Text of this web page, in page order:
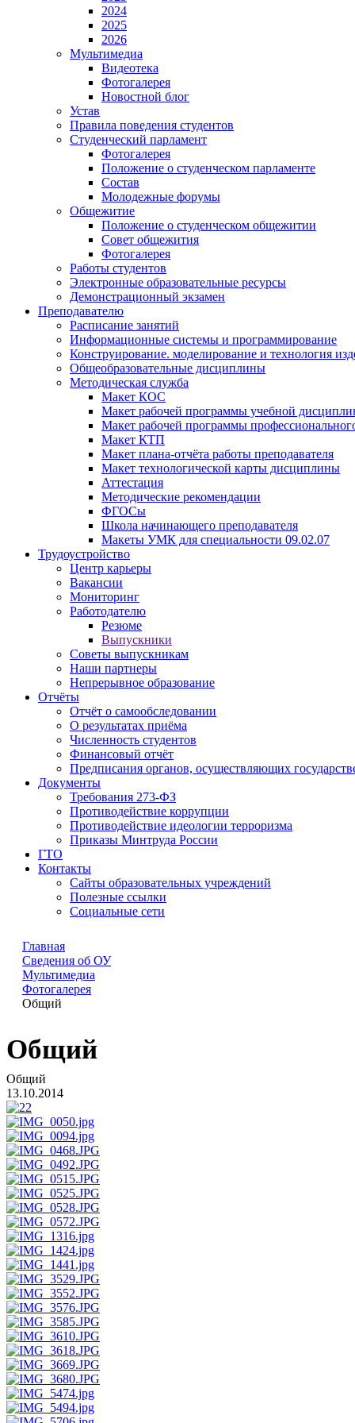
2024
2025
2026
Мультимедиа
Видеотека
Фотогалерея
Новостной блог
Устав
Правила поведения студентов
Студенческий парламент
Фотогалерея
Положение о студенческом парламенте
Состав
Молодежные форумы
Общежитие
Положение о студенческом общежитии
Совет общежития
Фотогалерея
Работы студентов
Электронные образовательные ресурсы
Демонстрационный экзамен
Преподавателю
Расписание занятий
Информационные системы и программирование
Конструирование. моделирование и технология
Общеобразовательные дисциплины
Методическая служба
Макет КОС
Макет рабочей программы учебной
Макет рабочей программы
Макет КТП
Макет плана-отчёта работы преподавателя
Макет технологической карты дисциплины
Аттестация
Методические рекомендации
ФГОСы
Школа начинающего преподавателя
Макеты УМК для специальности 09.02.07
Трудоустройство
Центр карьеры
Вакансии
Мониторинг
Работодателю
Резюме
Выпускники
Советы выпускникам
Наши партнеры
Непрерывное образование
Отчёты
Отчёт о самообследовании
О результатах приёма
Численность студентов
Финансовый отчёт
Предписания органов, осуществляющих
Документы
Требования 273-ФЗ
Противодействие коррупции
Противодействие идеологии терроризма
Приказы Минтруда России
ГТО
Контакты
Сайты образовательных учреждений
Полезные ссылки
Социальные сети
Главная
Сведения об ОУ
Мультимедиа
Фотогалерея
Общий
Общий
Общий
13.10.2014